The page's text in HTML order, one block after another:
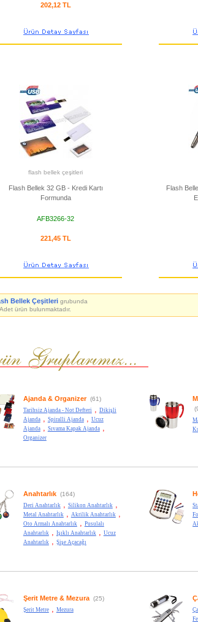
202,12 TL
flash bellek çeşitleri
Flash Bellek 32 GB - Kredi Kartı
Formunda
AFB3266-32
221,45 TL
Flash
Bellek Çeşitlerigrubunda
ürün bulunmaktadır.
Ajanda & Organizer(61)
Tarihsiz Ajanda - Not Defteri
Dikişli
Ajanda, Spiralli Ajanda,
Ucuz
Ajanda, Sıvama Kapak Ajanda,
Organizer
Anahtarlık(164)
Deri Anahtarlık Silikon Anahtarlık
Metal Anahtarlık Akrilik Anahtarlık
Oto Armalı Anahtarlık
Pusulalı
Anahtarlık
Işıklı Anahtarlık
Ucuz
Anahtarlık
Şişe Açacağı
Şerit Metre & Mezura(25)
Şerit Metre, Mezura